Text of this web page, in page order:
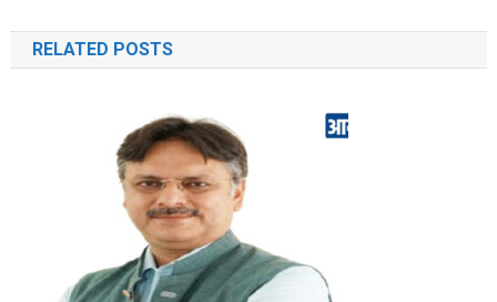
navigation
RELATED POSTS